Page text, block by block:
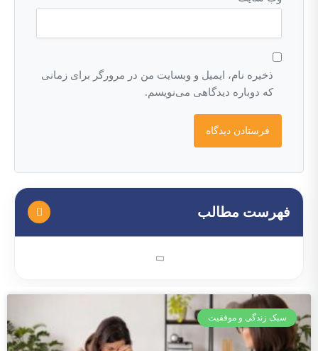
ذخیره نام، ایمیل و وبسایت من در مرورگر برای زمانی
که دوباره دیدگاهی می‌نویسم.
فهرست مطالب
سبک زندگی و موفقیت